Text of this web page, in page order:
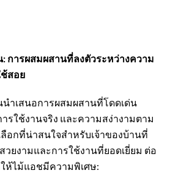
การผสมผสานที่ลงตัวระหว่างความ
สอย
ำเสนอการผสมผสานที่โดดเด่น
รใช้งานจริง และความสง่างามตาม
อกที่น่าสนใจสำหรับเจ้าของบ้านที่
ยงามและการใช้งานที่ยอดเยี่ยม ต่อ
ห้ไม้แอชมีความพิเศษ: